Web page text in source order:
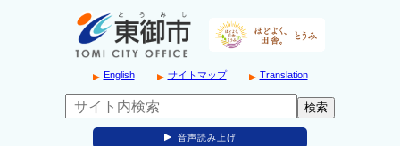
English サイトマップ Translation
音声読み上げ